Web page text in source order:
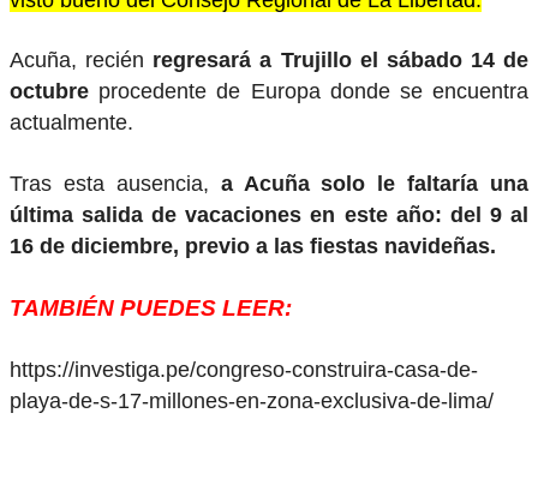
Acuña, recién regresará a Trujillo el sábado 14 de
octubre procedente de Europa donde se encuentra
actualmente.
Tras esta ausencia, a Acuña solo le faltaría una
última salida de vacaciones en este año: del 9 al
16 de diciembre, previo a las fiestas navideñas.
TAMBIÉN PUEDES LEER:
https://investiga.pe/congreso-construira-casa-de-
playa-de-s-17-millones-en-zona-exclusiva-de-lima/